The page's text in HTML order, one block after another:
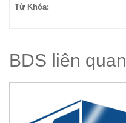
Từ Khóa:
BDS liên quan